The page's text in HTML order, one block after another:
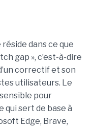
dans ce que
gap », c’est-à-dire
correctif et son
utilisateurs. Le
pour
qui sert de base à
Edge, Brave,